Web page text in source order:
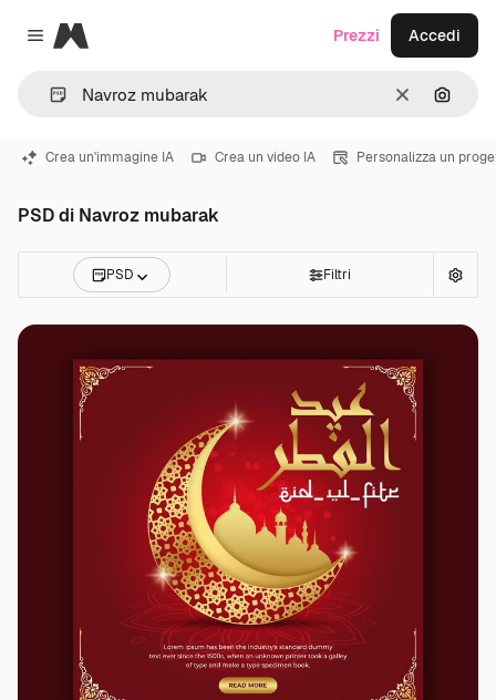
Close menu
Magnific
CancellaCerca
Prezzi Accedi
Crea un'immagine IA Crea un video IA Personalizza un
PSD di Navroz mubarak
PSD Filtri